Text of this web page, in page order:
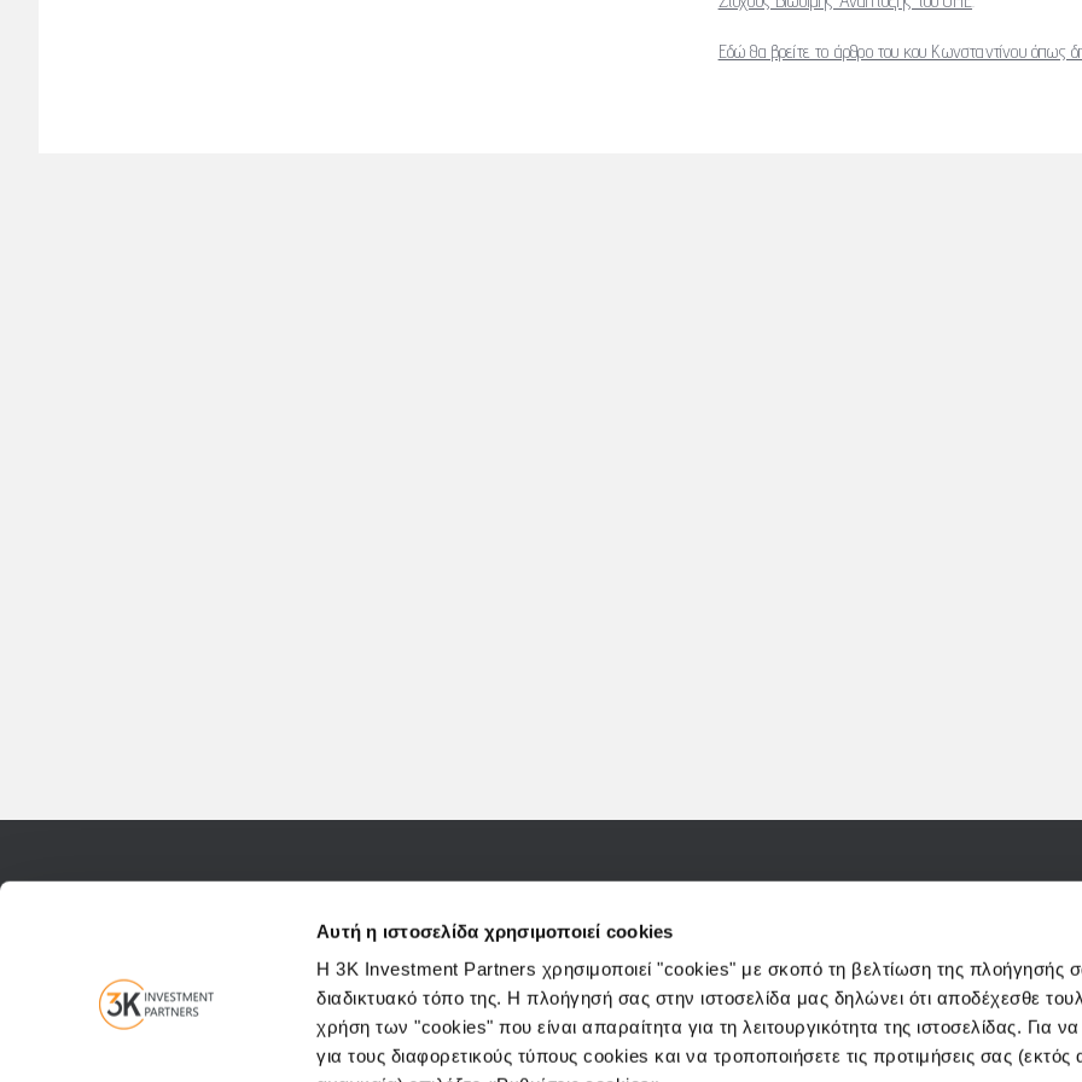
Αυτή η ιστοσελίδα χρησιμοποιεί cookies
Η 3K Investment Partners χρησιμοποιεί "cookies" με σκοπό τη βελτίωση της πλοήγησής
διαδικτυακό τόπο της. Η πλοήγησή σας στην ιστοσελίδα μας δηλώνει ότι αποδέχεσθε
χρήση των "cookies" που είναι απαραίτητα για τη λειτουργικότητα της ιστοσελίδας. Για
για τους διαφορετικούς τύπους cookies και να τροποποιήσετε τις προτιμήσεις σας (εκτός
Εδώ θα βρείτε το άρθρο του κου Κωνσταντίνου όπως
Η ΕΤΑΙΡΕΙΑ